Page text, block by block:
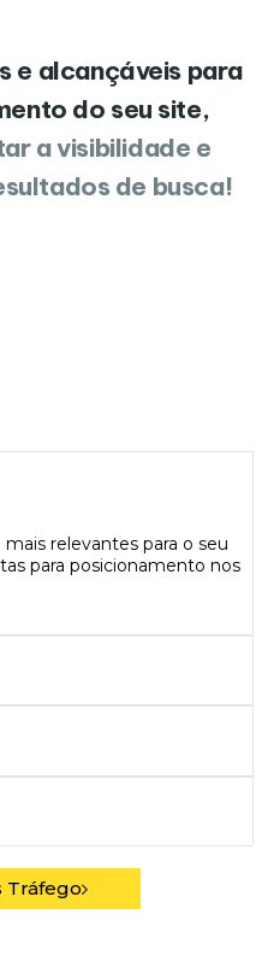
e alcançáveis para
do seu site,
a visibilidade e
de busca!
relevantes para o seu
para posicionamento nos
Tráfego